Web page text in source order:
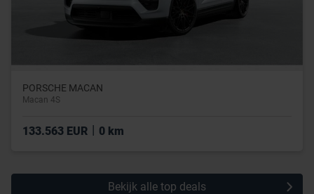
PORSCHE MACAN
Macan 4S
133.563 EUR 0 km
Bekijk alle top deals